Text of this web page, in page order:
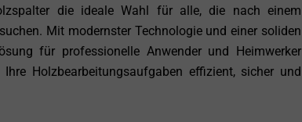
die ideale Wahl für alle, die nach einem
Mit modernster Technologie und einer soliden
für professionelle Anwender und Heimwerker
Holzbearbeitungsaufgaben effizient, sicher und